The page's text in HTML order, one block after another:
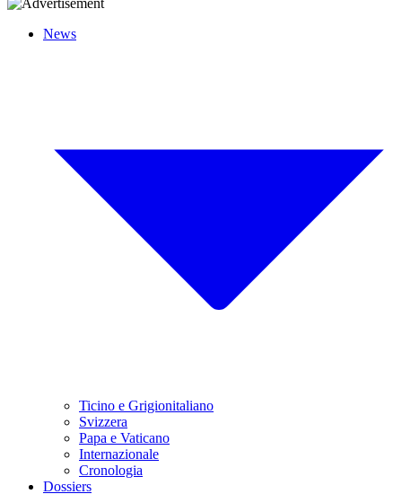
News
Ticino e Grigionitaliano
Svizzera
Papa e Vaticano
Internazionale
Cronologia
Dossiers